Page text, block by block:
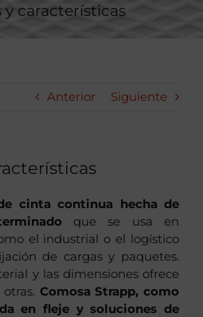
y características
Anterior Siguiente
cinta continua hecha de
que se usa en
el industrial o el logístico
de cargas y paquetes.
y las dimensiones ofrece
Comosa Strapp, como
en fleje y soluciones de